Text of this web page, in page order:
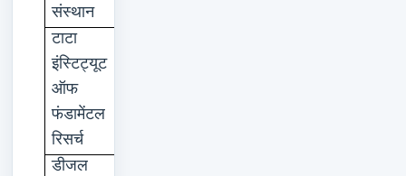
संस्थान
टाटा
इंस्टिट्यूट
ऑफ
फंडामेंटल
रिसर्च
डीजल